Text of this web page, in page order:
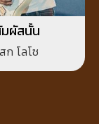
ผัสนั้น
ก โลโซ